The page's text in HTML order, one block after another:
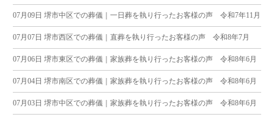
07月09日 堺市中区での葬儀｜一日葬を執り行ったお客様の声 令和7年11月
07月07日 堺市西区での葬儀｜直葬を執り行ったお客様の声 令和8年7月
07月06日 堺市東区での葬儀｜家族葬を執り行ったお客様の声 令和8年6月
07月04日 堺市南区での葬儀｜家族葬を執り行ったお客様の声 令和8年6月
07月03日 堺市中区での葬儀｜家族葬を執り行ったお客様の声 令和8年6月